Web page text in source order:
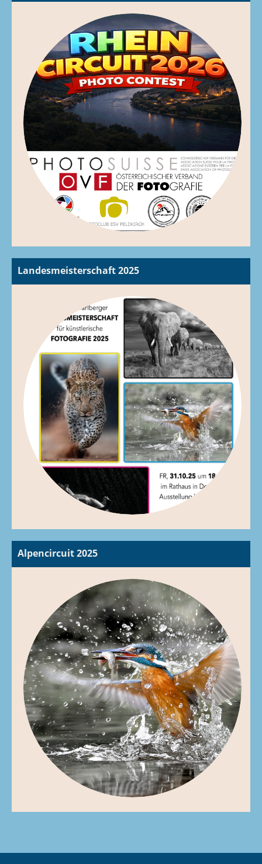
Landesmeisterschaft 2025
Alpencircuit 2025